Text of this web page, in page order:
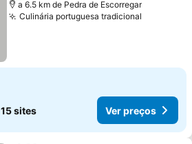
a 6.5 km de Pedra de Escorregar
Culinária portuguesa tradicional
15 sites Ver preços